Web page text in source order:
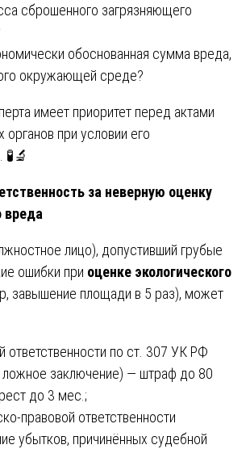
сброшенного загрязняющего
обоснованная сумма вреда,
окружающей среде?
имеет приоритет перед актами
при условии его
за неверную оценку
вреда
лицо), допустивший грубые
ошибки при оценке экологического
завышение площади в 5 раз), может
ответственности по ст. 307 УК РФ
заключение) — штраф до 80
до 3 мес.;
правовой ответственности
убытков, причинённых судебной